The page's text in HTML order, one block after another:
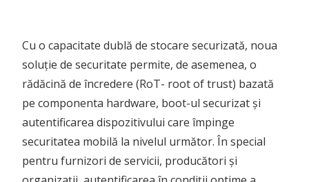
Cu o capacitate dublă de stocare securizată, noua
soluție de securitate permite, de asemenea, o
rădăcină de încredere (RoT- root of trust) bazată
pe componenta hardware, boot-ul securizat și
autentificarea dispozitivului care împinge
securitatea mobilă la nivelul următor. În special
pentru furnizori de servicii, producători și